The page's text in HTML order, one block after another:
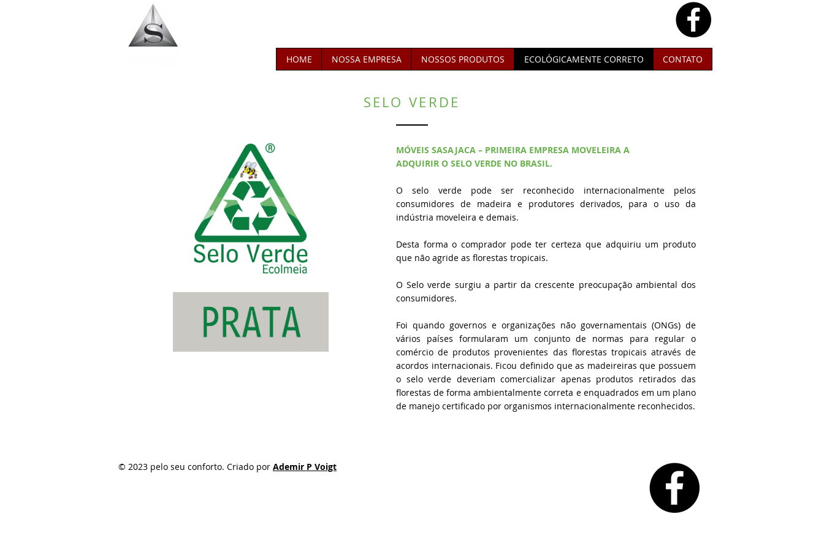
HOME NOSSA EMPRESA NOSSOS PRODUTOS ECOLÓGICAMENTE CORRETO CONTATO
SELO VERDE
MÓVEIS SASAJACA – PRIMEIRA EMPRESA MOVELEIRA A
ADQUIRIR O SELO VERDE NO BRASIL.
O selo verde pode ser reconhecido internacionalmente pelos
consumidores de madeira e produtores derivados, para o uso da
indústria moveleira e demais.
Desta forma o comprador pode ter certeza que adquiriu um produto
que não agride as florestas tropicais.
O Selo verde surgiu a partir da crescente preocupação ambiental dos
consumidores.
Foi quando governos e organizações não governamentais (ONGs) de
vários países formularam um conjunto de normas para regular o
comércio de produtos provenientes das florestas tropicais através de
acordos internacionais. Ficou definido que as madeireiras que possuem
o selo verde deveriam comercializar apenas produtos retirados das
florestas de forma ambientalmente correta e enquadrados em um plano
de manejo certificado por organismos internacionalmente reconhecidos.
© 2023 pelo seu conforto. Criado por Ademir P Voigt